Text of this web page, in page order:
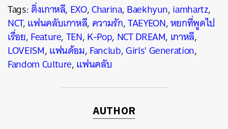
Tags:ติ่งเกาหลี, EXO,Charina,Baekhyun,iamhartz,
NCT,แฟนคลับเกาหลี, ความรัก,TAEYEON,หยกที่พูดไป
เรื่อย,Feature,TEN,K-Pop, NCT DREAM, เกาหลี,
LOVEISM,แฟนด้อม,Fanclub,Girls' Generation,
Fandom Culture,แฟนคลับ
AUTHOR